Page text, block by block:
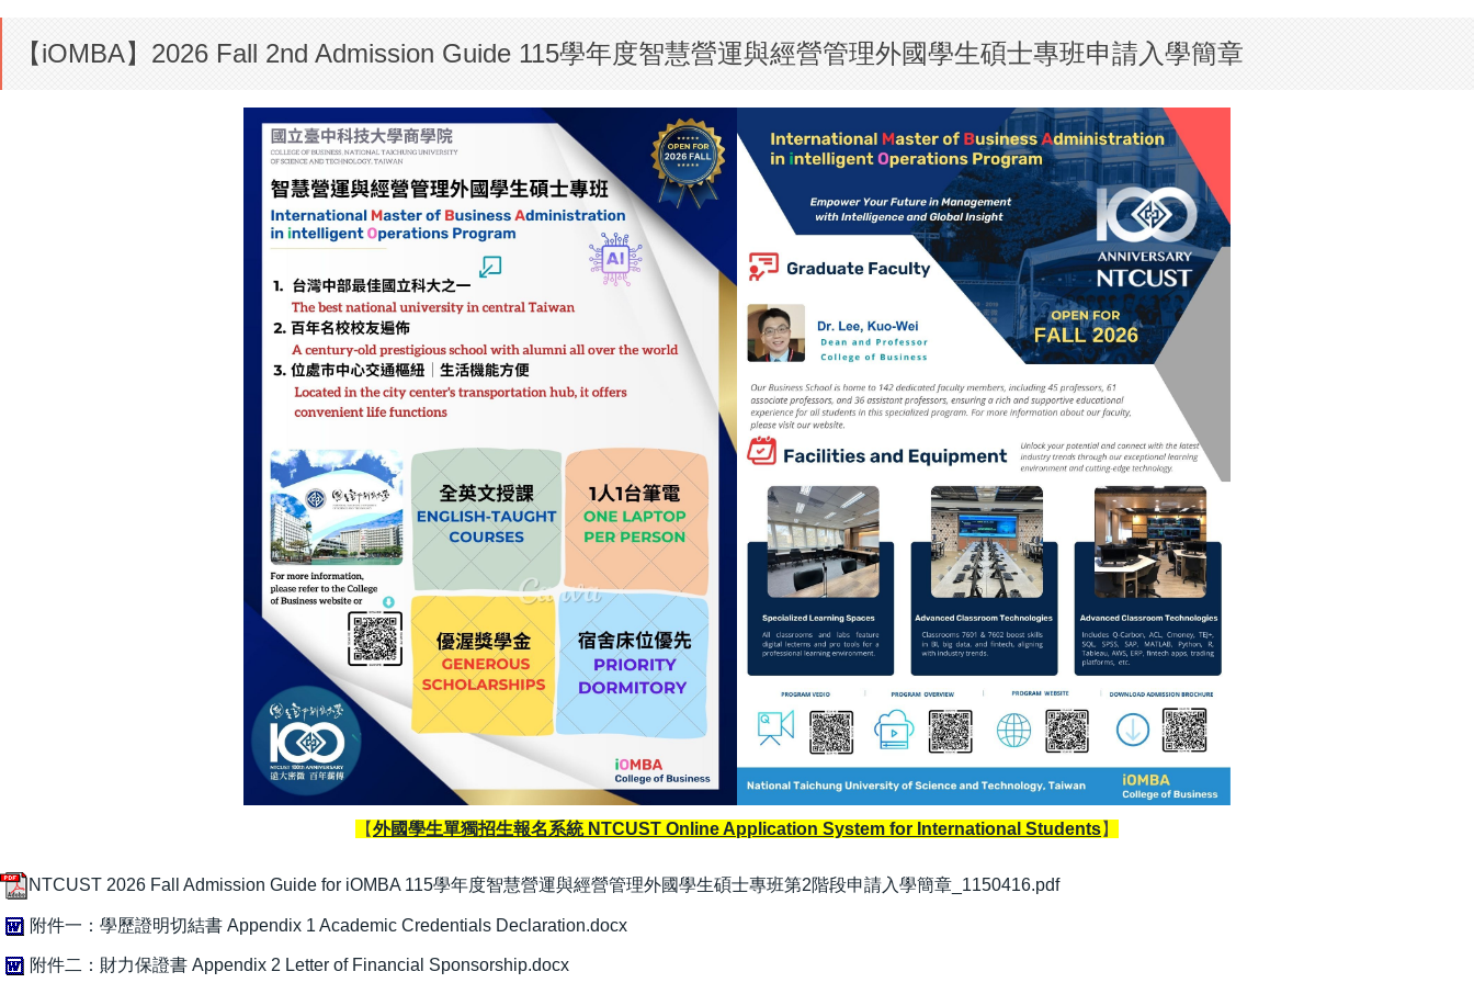
【iOMBA】2026 Fall 2nd Admission Guide 115學年度智慧營運與經營管理外國學生碩士專班申請入學簡章
【外國學生單獨招生報名系統 NTCUST Online Application System for International Students】
NTCUST 2026 Fall Admission Guide for iOMBA 115學年度智慧營運與經營管理外國學生碩士專班第2階段申請入學簡章_1150416.pdf
附件一：學歷證明切結書 Appendix 1 Academic Credentials Declaration.docx
附件二：財力保證書 Appendix 2 Letter of Financial Sponsorship.docx